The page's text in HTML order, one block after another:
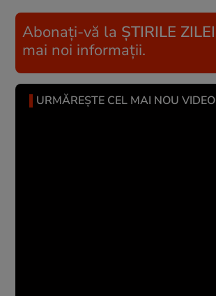
Abonați-vă la ȘTIRILE ZILEI
mai noi informații.
URMĂREȘTE CEL MAI NOU VIDEO